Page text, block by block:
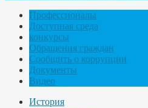
Профессионалы
Доступная среда
конкурсы
Обращения граждан
Сообщить о коррупции
Документы
Видео
История